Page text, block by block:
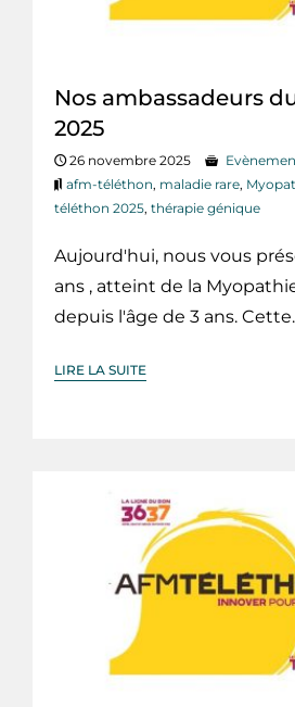
Nos ambassadeurs
2025
26 novembre 2025
afm-téléthon, maladie rare,
téléthon 2025, thérapie génique
Aujourd'hui, nous vous
ans , atteint de la
depuis l'âge de 3 ans.
LIRE LA SUITE